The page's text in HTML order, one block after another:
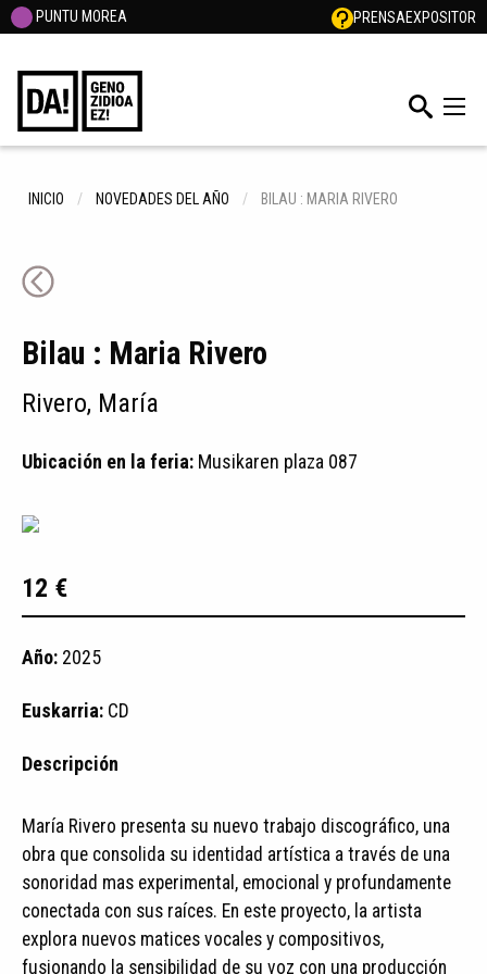
PUNTU MOREA PRENSAEXPOSITOR
INICIO NOVEDADES DEL AÑO BILAU : MARIA RIVERO
Bilau : Maria Rivero
Rivero, María
Ubicación en la feria: Musikaren plaza 087
12 €
Año: 2025
Euskarria: CD
Descripción
María Rivero presenta su nuevo trabajo discográfico, una
obra que consolida su identidad artística a través de una
sonoridad mas experimental, emocional y profundamente
conectada con sus raíces. En este proyecto, la artista
explora nuevos matices vocales y compositivos,
fusionando la sensibilidad de su voz con una producción